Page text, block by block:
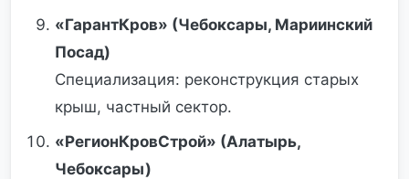
«ГарантКров» (Чебоксары, Мариинский
Посад)
Специализация: реконструкция старых
крыш, частный сектор.
«РегионКровСтрой» (Алатырь,
Чебоксары)